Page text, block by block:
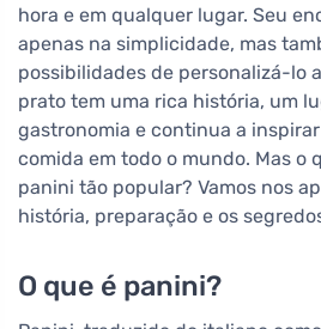
hora e em qualquer lugar. Seu
apenas na simplicidade, mas
possibilidades de personalizá-lo
prato tem uma rica história, um
gastronomia e continua a
comida em todo o mundo. Mas o
panini tão popular? Vamos nos
história, preparação e os
O que é panini?